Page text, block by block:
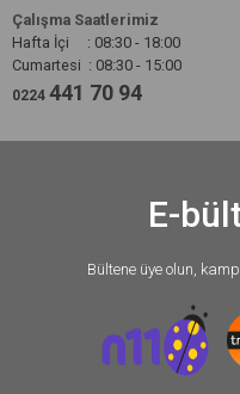
Çalışma Saatlerimiz
Hafta İçi : 08:30 - 18:00
Cumartesi : 08:30 - 15:00
0224 441 70 94
E-
Bültene üye olun,